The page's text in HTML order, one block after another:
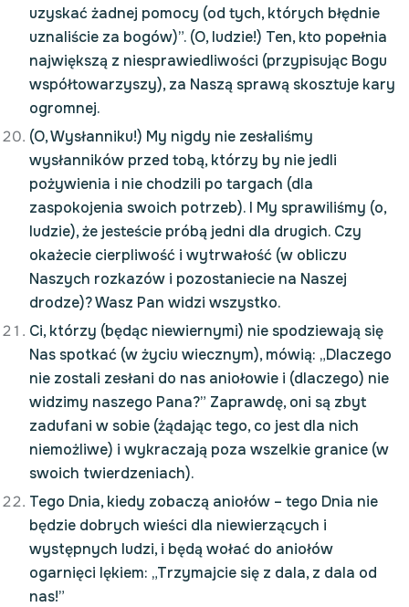
uzyskać żadnej pomocy (od tych, których błędnie
uznaliście za bogów)”. (O, ludzie!) Ten, kto popełnia
największą z niesprawiedliwości (przypisując Bogu
współtowarzyszy), za Naszą sprawą skosztuje kary
ogromnej.
(O, Wysłanniku!) My nigdy nie zesłaliśmy
wysłanników przed tobą, którzy by nie jedli
pożywienia i nie chodzili po targach (dla
zaspokojenia swoich potrzeb). I My sprawiliśmy (o,
ludzie), że jesteście próbą jedni dla drugich. Czy
okażecie cierpliwość i wytrwałość (w obliczu
Naszych rozkazów i pozostaniecie na Naszej
drodze)? Wasz Pan widzi wszystko.
Ci, którzy (będąc niewiernymi) nie spodziewają się
Nas spotkać (w życiu wiecznym), mówią: „Dlaczego
nie zostali zesłani do nas aniołowie i (dlaczego) nie
widzimy naszego Pana?” Zaprawdę, oni są zbyt
zadufani w sobie (żądając tego, co jest dla nich
niemożliwe) i wykraczają poza wszelkie granice (w
swoich twierdzeniach).
Tego Dnia, kiedy zobaczą aniołów – tego Dnia nie
będzie dobrych wieści dla niewierzących i
występnych ludzi, i będą wołać do aniołów
ogarnięci lękiem: „Trzymajcie się z dala, z dala od
nas!”